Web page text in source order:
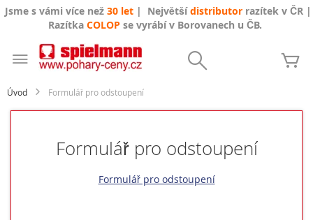
Jsme s vámi více než 30 let| Největšídistributorrazítek v ČR |
Razítka COLOP se vyrábí v Borovanech u ČB.
Úvod Formulář pro odstoupení
Formulář pro odstoupení
Formulář pro odstoupení